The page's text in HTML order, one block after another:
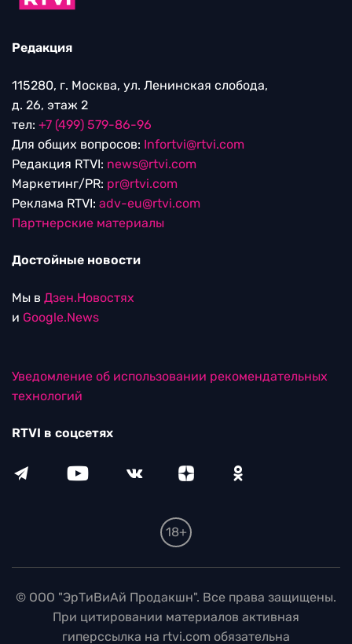
Редакция
115280, г. Москва, ул. Ленинская слобода,
д. 26, этаж 2
тел: +7 (499) 579-86-96
Для общих вопросов: Infortvi@rtvi.com
Редакция RTVI: news@rtvi.com
Маркетинг/PR: pr@rtvi.com
Реклама RTVI: adv-eu@rtvi.com
Партнерские материалы
Достойные новости
Мы в Дзен.Новостях
и Google.News
Уведомление об использовании рекомендательных
технологий
RTVI в соцсетях
18+
© ООО "ЭрТиВиАй Продакшн". Все права защищены.
При цитировании материалов активная
гиперссылка на rtvi.com обязательна